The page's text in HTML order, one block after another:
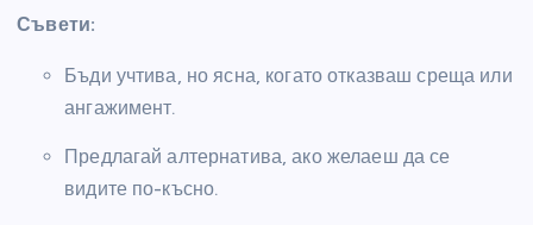
Съвети:
Бъди учтива, но ясна, когато отказваш среща или
ангажимент.
Предлагай алтернатива, ако желаеш да се
видите по-късно.